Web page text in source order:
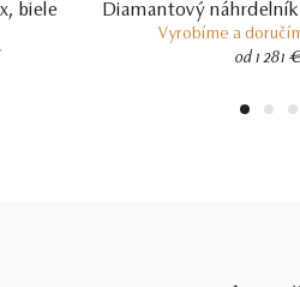
biele Diamantový
Vyrobíme a
od 1 281 €
1 2 3